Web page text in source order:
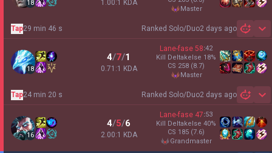
18 1.00:1 KDA
master
Ranked Solo/Duo2 days ago
Tap29 min 46 s
18
4/7/1
0.71:1 KDA
Lane-fase 58:42
Kill Deltakelse 18%
CS 258 (8.7)
master
Ranked Solo/Duo2 days ago
Tap24 min 20 s
16
4/5/6
2.00:1 KDA
Lane-fase 47:53
Kill Deltakelse 40%
CS 185 (7.6)
grandmaster